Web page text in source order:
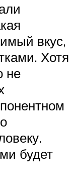
вкус,
Хотя
не
будет